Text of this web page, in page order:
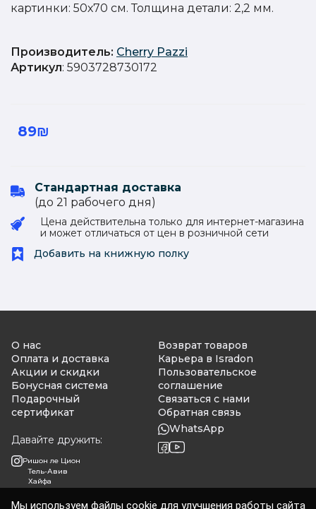
картинки: 50х70 см. Толщина детали: 2,2 мм.
Производитель: Cherry Pazzi
Артикул: 5903728730172
89₪
Стандартная доставка
(до 21 рабочего дня)
Цена действительна только для интернет-магазина
и может отличаться от цен в розничной сети
Добавить на книжную полку
О нас
Оплата и доставка
Акции и скидки
Бонусная система
Подарочный
сертификат
Давайте дружить:
Ришон ле Цион
Тель-Авив
Хайфа
Возврат товаров
Карьера в Isradon
Пользовательское
соглашение
Связаться с нами
Обратная связь
WhatsApp
Мы используем файлы cookie для улучшения работы сайта